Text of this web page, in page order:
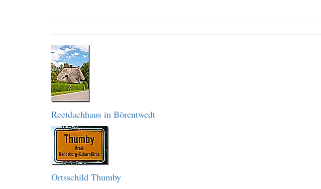
Reetdachhaus in Börentwedt
Ortsschild Thumby